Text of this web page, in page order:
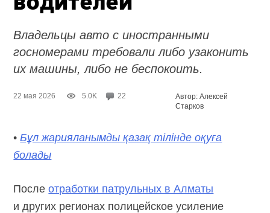
Владельцы авто с иностранными
госномерами требовали либо узаконить
их машины, либо не беспокоить.
22 мая 2026 5.0K 22
Автор: Алексей
Старков
•Бұл жарияланымды қазақ тілінде оқуға
болады
Послеотработки патрульных в Алматы
и других регионах полицейское усиление